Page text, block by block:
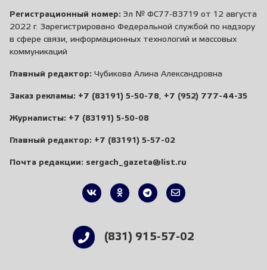
Регистрационный номер: Эл № ФС77-83719 от 12 августа
2022 г. Зарегистрировано Федеральной службой по надзору
в сфере связи, информационных технологий и массовых
коммуникаций
Главный редактор: Чубикова Алина Александровна
Заказ рекламы: +7 (83191) 5-50-78, +7 (952) 777-44-35
Журналисты: +7 (83191) 5-50-08
Главный редактор: +7 (83191) 5-57-02
Почта редакции: sergach_gazeta@list.ru
(831) 915-57-02